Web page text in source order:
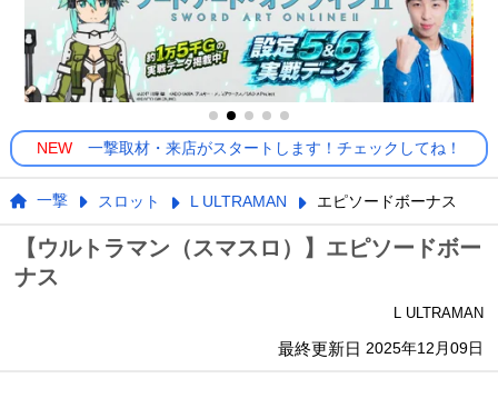
NEW 一撃取材・来店がスタートします！チェックしてね！
一撃 スロット L ULTRAMAN エピソードボーナス
【ウルトラマン（スマスロ）】エピソードボー
ナス
L ULTRAMAN
最終更新日 2025年12月09日